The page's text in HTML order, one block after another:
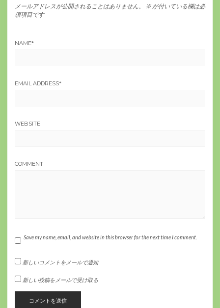
メールアドレスが公開されることはありません。 ※ が付いている欄は必
須項目です
NAME*
EMAIL ADDRESS*
WEBSITE
COMMENT
Save my name, email, and website in this browser for the next time I comment.
新しいコメントをメールで通知
新しい投稿をメールで受け取る